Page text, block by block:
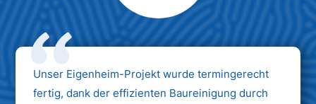
Max Mustermann
Unternehmen AG
Unser Eigenheim-Projekt wurde termingerecht
fertig, dank der effizienten Baureinigung durch